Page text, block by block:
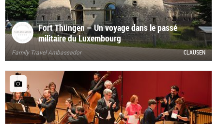
Fort Thüngen – Un voyage dans le passé
militaire du Luxembourg
Family Travel Ambassador CLAUSEN